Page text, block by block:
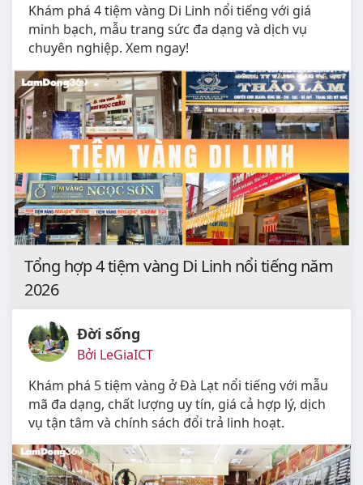
Khám phá 4 tiệm vàng Di Linh nổi tiếng với giá
minh bạch, mẫu trang sức đa dạng và dịch vụ
chuyên nghiệp. Xem ngay!
Tổng hợp 4 tiệm vàng Di Linh nổi tiếng năm
2026
Đời sống
Bởi LeGiaICT
Khám phá 5 tiệm vàng ở Đà Lạt nổi tiếng với mẫu
mã đa dạng, chất lượng uy tín, giá cả hợp lý, dịch
vụ tận tâm và chính sách đổi trả linh hoạt.